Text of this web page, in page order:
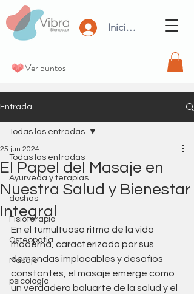
Iniciar Sesión
Ver puntos
Entrada
Todas las entradas
Ayurveda y terapias
doshas
Fisioterapia
Osteopatia
Masaje
psicología
Todas las entradas
El Papel del Masaje en
Nuestra Salud y Bienestar
Integral
25 jun 2024
En el tumultuoso ritmo de la vida
moderna, caracterizado por sus
demandas implacables y desafíos
constantes, el masaje emerge como
un verdadero baluarte de la salud y el